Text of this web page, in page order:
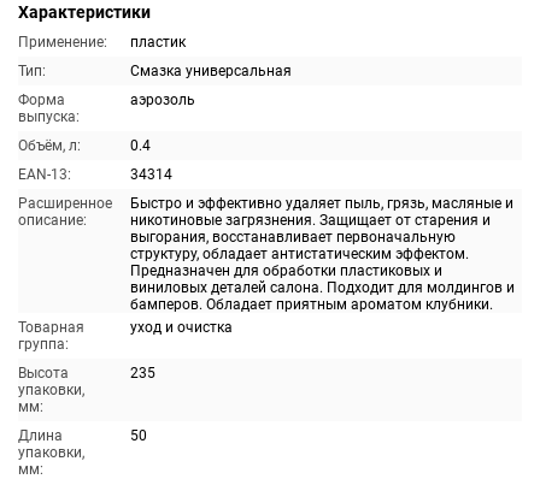
Характеристики
Применение:
пластик
Тип:
Смазка универсальная
Форма
выпуска:
аэрозоль
Объём, л:
0.4
EAN-13:
34314
Расширенное
описание:
Быстро и эффективно удаляет пыль, грязь, масляные и
никотиновые загрязнения. Защищает от старения и
выгорания, восстанавливает первоначальную
структуру, обладает антистатическим эффектом.
Предназначен для обработки пластиковых и
виниловых деталей салона. Подходит для молдингов и
бамперов. Обладает приятным ароматом клубники.
Товарная
группа:
уход и очистка
Высота
упаковки,
мм:
235
Длина
упаковки,
мм:
50